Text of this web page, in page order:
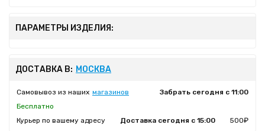
ПАРАМЕТРЫ ИЗДЕЛИЯ:
ДОСТАВКА В: МОСКВА
Самовывоз из наших магазинов
Забрать сегодня с 11:00
Бесплатно
Курьер по вашему адресу
Доставка сегодня с 15:00 500₽